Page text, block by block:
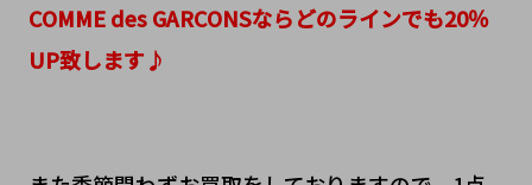
COMME des GARCONSならどのラインでも20％
UP致します♪